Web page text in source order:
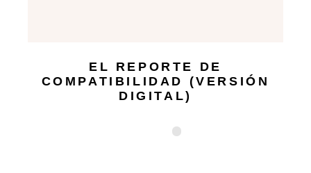
EL REPORTE DE
COMPATIBILIDAD (VERSIÓN
DIGITAL)